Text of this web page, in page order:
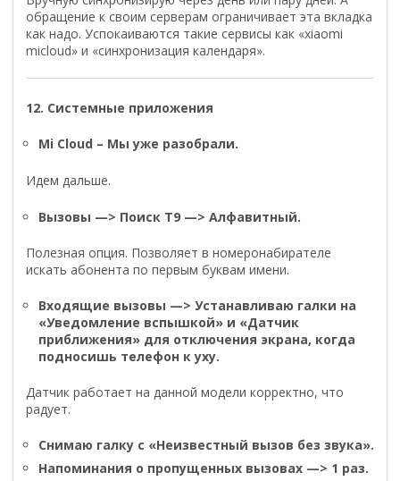
обращение к своим серверам ограничивает эта вкладка
как надо. Успокаиваются такие сервисы как «xiaomi
micloud» и «синхронизация календаря».
12. Системные приложения
Mi Cloud – Мы уже разобрали.
Идем дальше.
Вызовы —> Поиск Т9 —> Алфавитный.
Полезная опция. Позволяет в номеронабирателе
искать абонента по первым буквам имени.
Входящие вызовы —> Устанавливаю галки на
«Уведомление вспышкой» и «Датчик
приближения» для отключения экрана, когда
подносишь телефон к уху.
Датчик работает на данной модели корректно, что
радует.
Снимаю галку с «Неизвестный вызов без звука».
Напоминания о пропущенных вызовах —> 1 раз.